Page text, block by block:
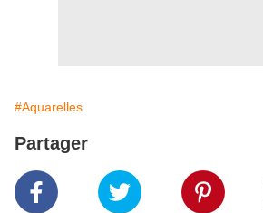
#Aquarelles
Partager